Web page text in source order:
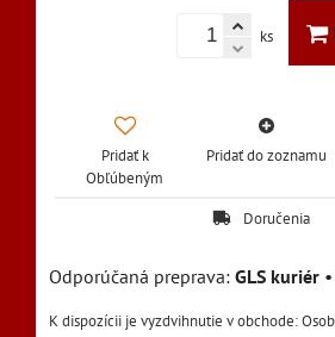
ks
Pridať k
Obľúbeným
Pridať do zoznamu
Doručenia
GLS kuriér •